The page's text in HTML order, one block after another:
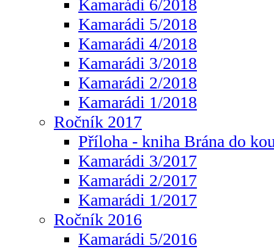
Kamarádi 6/2018
Kamarádi 5/2018
Kamarádi 4/2018
Kamarádi 3/2018
Kamarádi 2/2018
Kamarádi 1/2018
Ročník 2017
Příloha - kniha Brána do
Kamarádi 3/2017
Kamarádi 2/2017
Kamarádi 1/2017
Ročník 2016
Kamarádi 5/2016